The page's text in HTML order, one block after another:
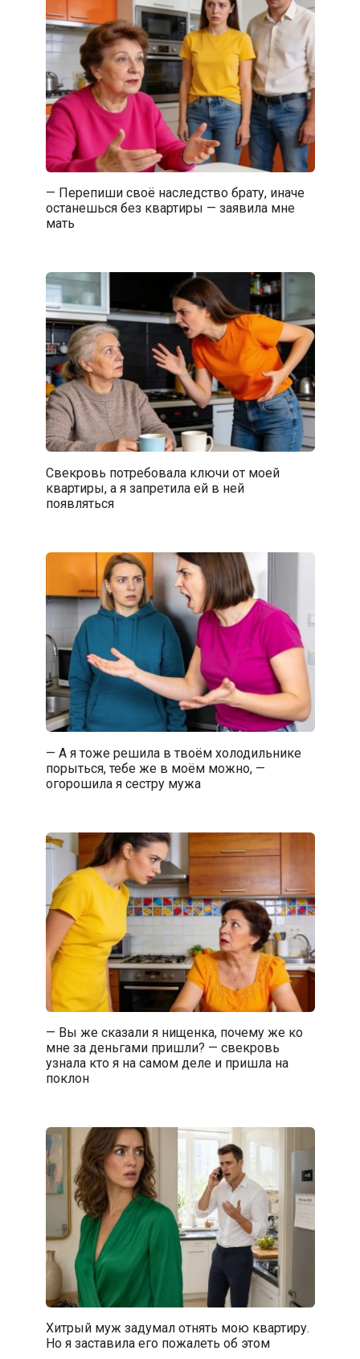
— Перепиши своё наследство брату, иначе
останешься без квартиры — заявила мне
мать
Свекровь потребовала ключи от моей
квартиры, а я запретила ей в ней
появляться
— А я тоже решила в твоём холодильнике
порыться, тебе же в моём можно, —
огорошила я сестру мужа
— Вы же сказали я нищенка, почему же ко
мне за деньгами пришли? — свекровь
узнала кто я на самом деле и пришла на
поклон
Хитрый муж задумал отнять мою квартиру.
Но я заставила его пожалеть об этом